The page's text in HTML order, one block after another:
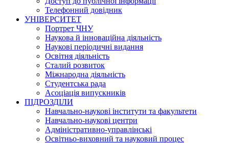
Телефонний довідник
УНІВЕРСИТЕТ
Портрет ЧНУ
Наукова й інноваційна діяльність
Наукові періодичні видання
Освітня діяльність
Сталий розвиток
Міжнародна діяльність
Студентська рада
Асоціація випускників
ПІДРОЗДІЛИ
Навчально-наукові інститути та факультети
Навчально-наукові центри
Адміністративно-управлінські
Освітньо-виховний та науковий процес